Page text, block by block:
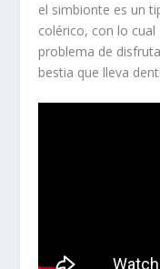
el simbionte es un
colérico, con lo cual
problema de
bestia que lleva